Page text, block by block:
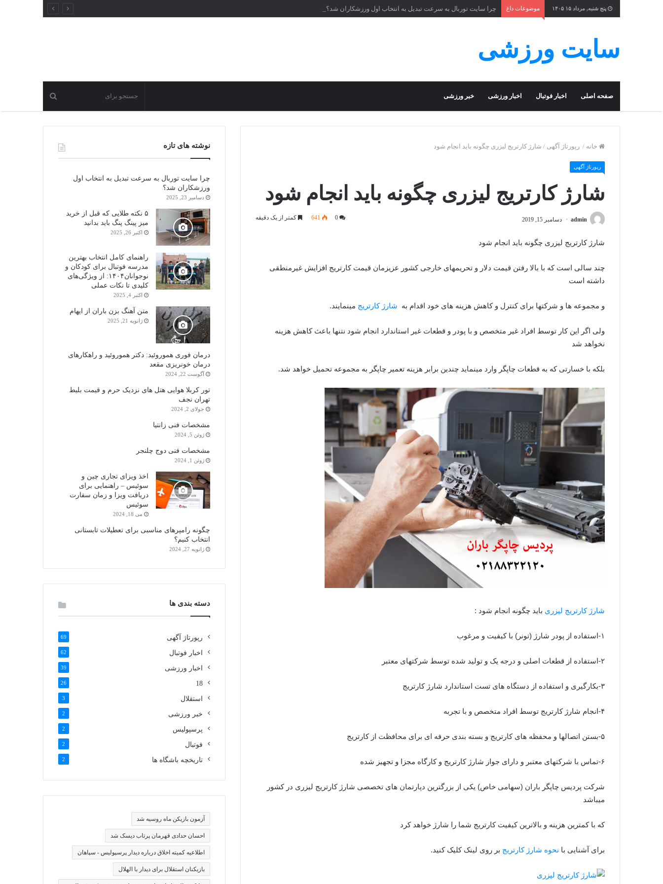
پنج شنبه, مرداد ۱۵ ۱۴۰۵ موضوعات داغ چرا سایت توربال به ‌سرعت تبدیل به انتخاب اول ورزشکاران شد؟
سایت ورزشی
صفحه اصلی اخبار فوتبال اخبار ورزشی خبر ورزشی
خانه / رپورتاژ آگهی / شارژ کارتریج لیزری چگونه باید انجام شود
رپورتاژ آگهی
شارژ کارتریج لیزری چگونه باید انجام شود
admin دسامبر 15, 2019 641 کمتر از یک دقیقه
شارژ کارتریج لیزری چگونه باید انجام شود
چند سالی است که با بالا رفتن قیمت دلار و تحریمهای خارجی کشور عزیزمان قیمت کارتریج افزایش غیرمنطقی
داشته است
و مجموعه ها و شرکتها برای کنترل و کاهش هزینه های خود اقدام به شارژ کارتریج مینمایند.
ولی اگر این کار توسط افراد غیر متخصص و با پودر و قطعات غیر استاندارد انجام شود نتنها باعث کاهش هزینه
نخواهد شد
بلکه با خسارتی که به قطعات چاپگر وارد مینماید چندین برابر هزینه تعمیر چاپگر به مجموعه تحمیل خواهد شد.
شارژ کارتریج لیزری باید چگونه انجام شود :
۱-استفاده از پودر شارژ (تونر) با کیفیت و مرغوب
۲-استفاده از قطعات اصلی و درجه یک و تولید شده توسط شرکتهای معتبر
۳-بکارگیری و استفاده از دستگاه های تست استاندارد شارژ کارتریج
۴-انجام شارژ کارتریج توسط افراد متخصص و با تجربه
۵-بستن اتصالها و محفظه های کارتریج و بسته بندی حرفه ای برای محافظت از کارتریج
۶-تماس با شرکتهای معتبر و دارای جواز شارژ کارتریج و کارگاه مجزا و تجهیز شده
شرکت پردیس چاپگر باران (سهامی خاص) یکی از بزرگترین دپارتمان های تخصصی شارژ کارتریج لیزری در کشور
میباشد
که با کمترین هزینه و بالاترین کیفیت کارتریج شما را شارژ خواهد کرد
برای آشنایی با نحوه شارژ کارتریج بر روی لینک کلیک کنید.
نوشته های تازه
چرا سایت توربال به ‌سرعت تبدیل به انتخاب اول
ورزشکاران شد؟
دسامبر 23, 2025
۵ نکته طلایی که قبل از خرید
میز پینگ پنگ باید بدانید
اکتبر 26, 2025
راهنمای کامل انتخاب بهترین
مدرسه فوتبال برای کودکان و
نوجوانان۱۴۰۴: از ویژگی‌های
کلیدی تا نکات عملی
اکتبر 4, 2025
متن آهنگ بزن باران از ایهام
ژانویه 21, 2025
درمان فوری هموروئید: دکتر هموروئید و راهکارهای
درمان خونریزی مقعد
آگوست 22, 2024
تور کربلا هوایی هتل های نزدیک حرم و قیمت بلیط
تهران نجف
جولای 2, 2024
مشخصات فنی زانتیا
ژوئن 5, 2024
مشخصات فنی دوج چلنجر
ژوئن 1, 2024
اخذ ویزای تجاری چین و
سوئیس – راهنمایی برای
دریافت ویزا و زمان سفارت
سوئیس
می 18, 2024
چگونه رامپرهای مناسبی برای تعطیلات تابستانی
انتخاب کنیم؟
ژانویه 27, 2024
دسته بندی ها
رپورتاژ آگهی 69
اخبار فوتبال 62
اخبار ورزشی 39
18
26
استقلال 3
خبر ورزشی 2
پرسپولیس 2
فوتبال 2
تاریخچه باشگاه ها 2
آزمون بازیکن ماه روسیه شد
احسان حدادی قهرمان پرتاب دیسک شد
اطلاعیه کمیته اخلاق درباره دیدار پرسپولیس - سپاهان
بازیکنان استقلال برای دیدار با الهلال